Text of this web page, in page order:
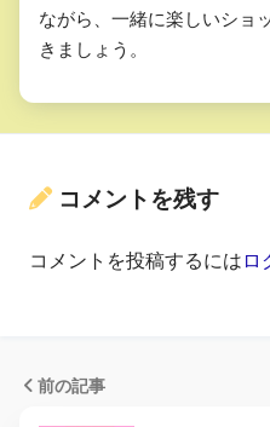
pic.twitter.com/
ながら、一緒に楽しいショ
きましょう。
コメントを残す
コメントを投稿するには ロ
前の記事